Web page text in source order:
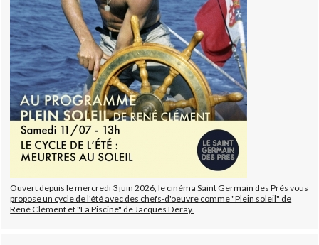
Ouvert depuis le mercredi 3 juin 2026, le cinéma Saint Germain des Prés vous
propose un cycle de l'été avec des chefs-d'oeuvre comme "Plein soleil" de
René Clément et "La Piscine" de Jacques Deray.